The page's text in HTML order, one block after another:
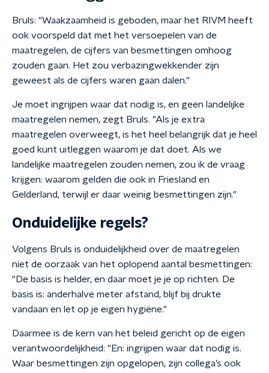
Bruls: "Waakzaamheid is geboden, maar het RIVM heeft
ook voorspeld dat met het versoepelen van de
maatregelen, de cijfers van besmettingen omhoog
zouden gaan. Het zou verbazingwekkender zijn
geweest als de cijfers waren gaan dalen."
Je moet ingrijpen waar dat nodig is, en geen landelijke
maatregelen nemen, zegt Bruls. "A ls je extra
maatregelen overweegt, is het heel belangrijk dat je heel
goed kunt uitleggen waarom je dat doet. Als we
landelijke maatregelen zouden nemen, zou ik de vraag
krijgen: waarom gelden die ook in Friesland en
Gelderland, terwijl er daar weinig besmettingen zijn."
Onduidelijke regels?
Volgens Bruls is onduidelijkheid over de maatregelen
niet de oorzaak van het oplopend aantal besmettingen:
" De basis is helder, en daar moet je je op richten. De
basis is: anderhalve meter afstand, blijf bij drukte
vandaan en let op je eigen hygiëne."
Daarmee is de kern van het beleid gericht op de eigen
verantwoordelijkheid: "En: ingrijpen waar dat nodig is.
Waar besmettingen zijn opgelopen, zijn collega’s ook